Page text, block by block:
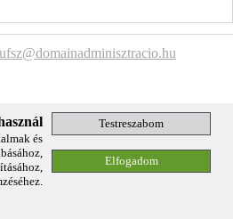
ufsz@domainadminisztracio.hu
és